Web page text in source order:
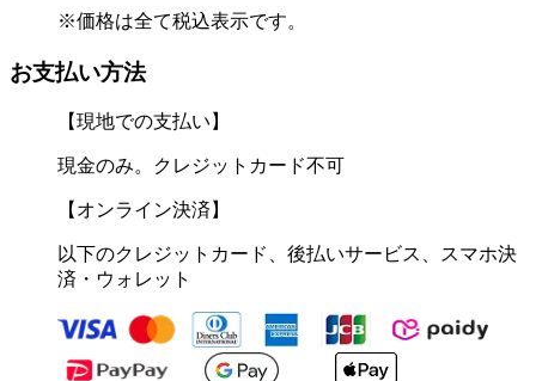
※価格は全て税込表示です。
お支払い方法
【現地での支払い】
現金のみ。クレジットカード不可
【オンライン決済】
以下のクレジットカード、後払いサービス、スマホ決
済・ウォレット